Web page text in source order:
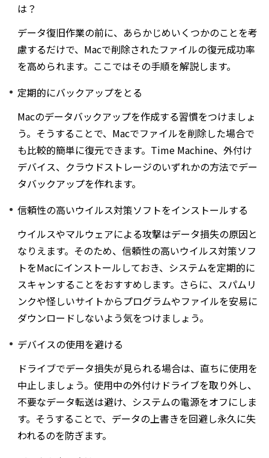
は？
データ復旧作業の前に、あらかじめいくつかのことを考
慮するだけで、Macで削除されたファイルの復元成功率
を高められます。ここではその手順を解説します。
定期的にバックアップをとる
Macのデータバックアップを作成する習慣をつけましょ
う。そうすることで、Macでファイルを削除した場合で
も比較的簡単に復元できます。Time Machine、外付け
デバイス、クラウドストレージのいずれかの方法でデー
タバックアップを作れます。
信頼性の高いウイルス対策ソフトをインストールする
ウイルスやマルウェアによる攻撃はデータ損失の原因と
なりえます。そのため、信頼性の高いウイルス対策ソフ
トをMacにインストールしておき、システムを定期的に
スキャンすることをおすすめします。さらに、スパムリ
ンクや怪しいサイトからプログラムやファイルを安易に
ダウンロードしないよう気をつけましょう。
デバイスの使用を避ける
ドライブでデータ損失が見られる場合は、直ちに使用を
中止しましょう。使用中の外付けドライブを取り外し、
不要なデータ転送は避け、システムの電源をオフにしま
す。そうすることで、データの上書きを回避し永久に失
われるのを防ぎます。